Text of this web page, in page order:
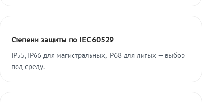
Степени защиты по IEC 60529
IP55, IP66 для магистральных, IP68 для литых — выбор
под среду.